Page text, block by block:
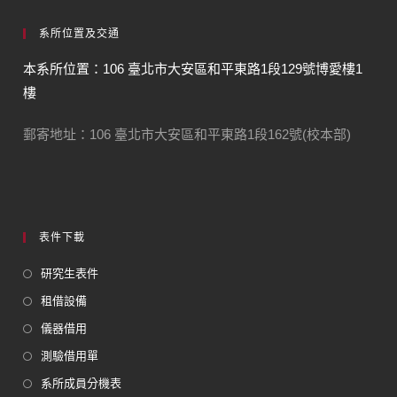
系所位置及交通
本系所位置：106 臺北市大安區和平東路1段129號博愛樓1
樓
郵寄地址：106 臺北市大安區和平東路1段162號(校本部)
表件下載
研究生表件
租借設備
儀器借用
測驗借用單
系所成員分機表